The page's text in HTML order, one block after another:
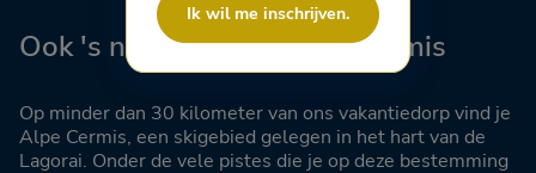
Ook 's nachts skiën: Alpe Cermis
Op minder dan 30 kilometer van ons vakantiedorp vind je
Alpe Cermis, een skigebied gelegen in het hart van de
Lagorai. Onder de vele pistes die je op deze bestemming
Ik wil me inschrijven.